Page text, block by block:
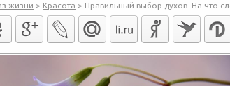
жизни > Красота > Правильный выбор духов. На что